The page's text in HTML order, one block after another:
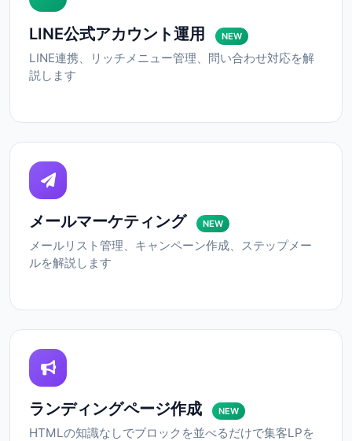
LINE公式アカウント運用 NEW
LINE連携、リッチメニュー管理、問い合わせ対応を解
説します
メールマーケティング NEW
メールリスト管理、キャンペーン作成、ステップメー
ルを解説します
ランディングページ作成 NEW
HTMLの知識なしでブロックを並べるだけで集客LPを